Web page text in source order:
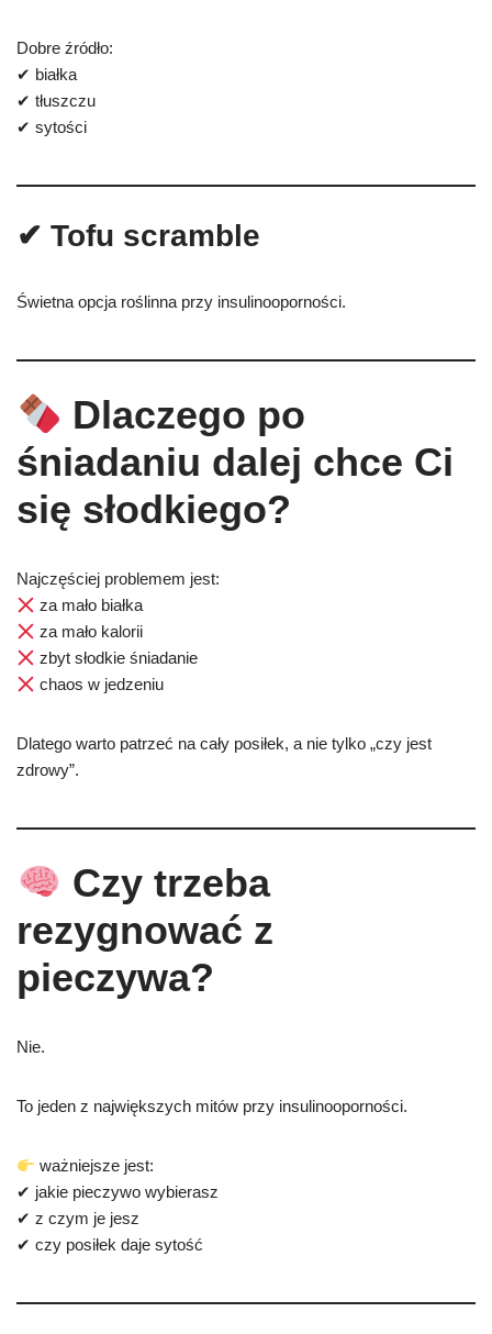
Dobre źródło:
✔ białka
✔ tłuszczu
✔ sytości
✔ Tofu scramble
Świetna opcja roślinna przy insulinooporności.
Dlaczego po
śniadaniu dalej chce Ci
się słodkiego?
Najczęściej problemem jest:
za mało białka
za mało kalorii
zbyt słodkie śniadanie
chaos w jedzeniu
Dlatego warto patrzeć na cały posiłek, a nie tylko „czy jest
zdrowy”.
Czy trzeba
rezygnować z
pieczywa?
Nie.
To jeden z największych mitów przy insulinooporności.
ważniejsze jest:
✔ jakie pieczywo wybierasz
✔ z czym je jesz
✔ czy posiłek daje sytość